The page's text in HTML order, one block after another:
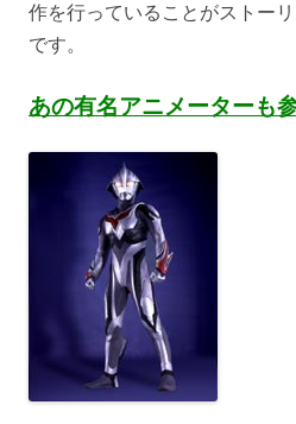
作を行っていることがストー
です。
あの有名アニメーターも